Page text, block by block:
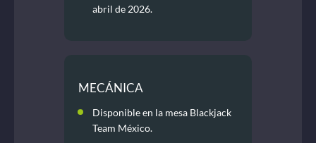
abril de 2026.
MECÁNICA
Disponible en la mesa Blackjack
Team México.